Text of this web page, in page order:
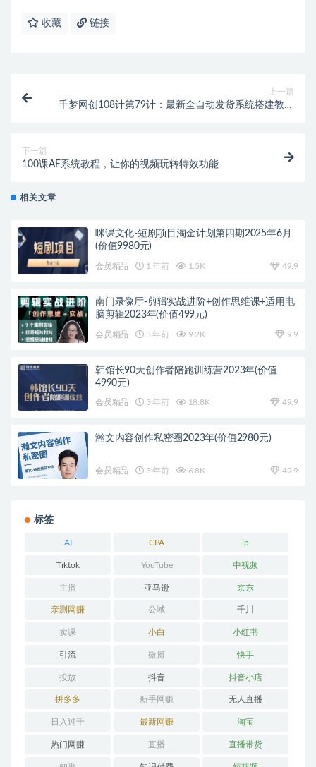
收藏 链接
上一篇
千梦网创108计第79计：最新全自动发货系统搭建教学
下一篇
100课AE系统教程，让你的视频玩转特效功能
相关文章
咪课文化-短剧项目淘金计划第四期2025年6月
(价值9980元)
会员精品 1 年前 1.5K 49.9
南门录像厅-剪辑实战进阶+创作思维课+适用电
脑剪辑2023年(价值499元)
会员精品 3 年前 9.2K 9.9
韩馆长90天创作者陪跑训练营2023年(价值
4990元)
会员精品 3 年前 18.8K 49.9
瀚文内容创作私密圈2023年(价值2980元)
会员精品 3 年前 6.8K 49.9
标签
AI CPA ip
Tiktok YouTube 中视频
主播 亚马逊 京东
亲测网赚 公域 千川
卖课 小白 小红书
引流 微博 快手
投放 抖音 抖音小店
拼多多 新手网赚 无人直播
日入过千 最新网赚 淘宝
热门网赚 直播 直播带货